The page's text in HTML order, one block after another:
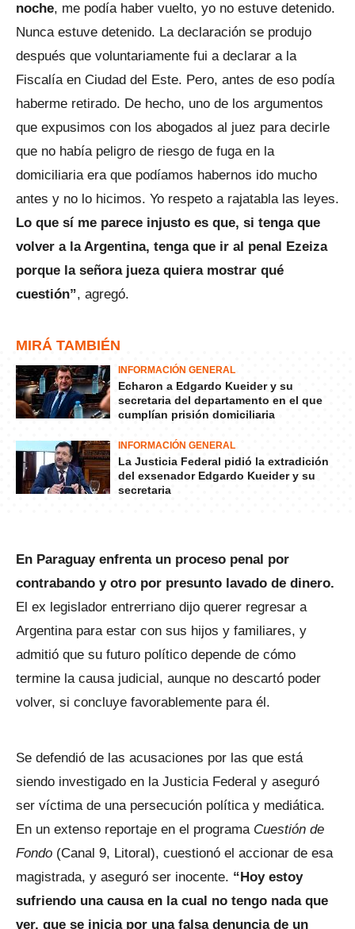
noche, me podía haber vuelto, yo no estuve detenido.
Nunca estuve detenido. La declaración se produjo
después que voluntariamente fui a declarar a la
Fiscalía en Ciudad del Este. Pero, antes de eso podía
haberme retirado. De hecho, uno de los argumentos
que expusimos con los abogados al juez para decirle
que no había peligro de riesgo de fuga en la
domiciliaria era que podíamos habernos ido mucho
antes y no lo hicimos. Yo respeto a rajatabla las leyes.
Lo que sí me parece injusto es que, si tenga que
volver a la Argentina, tenga que ir al penal Ezeiza
porque la señora jueza quiera mostrar qué
cuestión”, agregó.
MIRÁ TAMBIÉN
INFORMACIÓN GENERAL
Echaron a Edgardo Kueider y su
secretaria del departamento en el que
cumplían prisión domiciliaria
INFORMACIÓN GENERAL
La Justicia Federal pidió la extradición
del exsenador Edgardo Kueider y su
secretaria
En Paraguay enfrenta un proceso penal por
contrabando y otro por presunto lavado de dinero.
El ex legislador entrerriano dijo querer regresar a
Argentina para estar con sus hijos y familiares, y
admitió que su futuro político depende de cómo
termine la causa judicial, aunque no descartó poder
volver, si concluye favorablemente para él.
Se defendió de las acusaciones por las que está
siendo investigado en la Justicia Federal y aseguró
ser víctima de una persecución política y mediática.
En un extenso reportaje en el programa Cuestión de
Fondo (Canal 9, Litoral), cuestionó el accionar de esa
magistrada, y aseguró ser inocente. “Hoy estoy
sufriendo una causa en la cual no tengo nada que
ver, que se inicia por una falsa denuncia de un